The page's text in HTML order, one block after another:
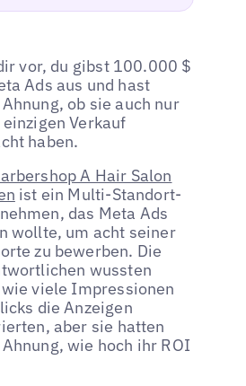
vor, du gibst 100.000 $
Ads aus und hast
ob sie auch nur
Verkauf
haben.
A Hair Salon
ist ein Multi-Standort-
das Meta Ads
wollte, um acht seiner
zu bewerben. Die
wussten
viele Impressionen
die Anzeigen
aber sie hatten
wie hoch ihr ROI